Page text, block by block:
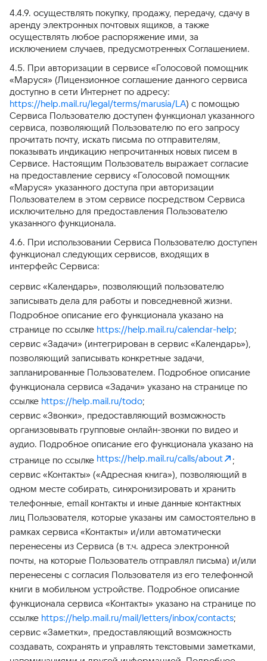
4.4.9. осуществлять покупку, продажу, передачу, сдачу в
аренду электронных почтовых ящиков, а также
осуществлять любое распоряжение ими, за
исключением случаев, предусмотренных Соглашением.
4.5. При авторизации в сервисе «Голосовой помощник
«Маруся» (Лицензионное соглашение данного сервиса
доступно в сети Интернет по адресу:
https://help.mail.ru/legal/terms/marusia/LA) с помощью
Сервиса Пользователю доступен функционал указанного
сервиса, позволяющий Пользователю по его запросу
прочитать почту, искать письма по отправителям,
показывать индикацию непрочитанных новых писем в
Сервисе. Настоящим Пользователь выражает согласие
на предоставление сервису «Голосовой помощник
«Маруся» указанного доступа при авторизации
Пользователем в этом сервисе посредством Сервиса
исключительно для предоставления Пользователю
указанного функционала.
4.6. При использовании Сервиса Пользователю доступен
функционал следующих сервисов, входящих в
интерфейс Сервиса:
сервис «Календарь», позволяющий пользователю
записывать дела для работы и повседневной жизни.
Подробное описание его функционала указано на
странице по ссылке https://help.mail.ru/calendar-help;
сервис «Задачи» (интегрирован в сервис «Календарь»),
позволяющий записывать конкретные задачи,
запланированные Пользователем. Подробное описание
функционала сервиса «Задачи» указано на странице по
ссылке https://help.mail.ru/todo;
сервис «Звонки», предоставляющий возможность
организовывать групповые онлайн-звонки по видео и
аудио. Подробное описание его функционала указано на
странице по ссылке https://help.mail.ru/calls/about
;
сервис «Контакты» («Адресная книга»), позволяющий в
одном месте собирать, синхронизировать и хранить
телефонные, email контакты и иные данные контактных
лиц Пользователя, которые указаны им самостоятельно в
рамках сервиса «Контакты» и/или автоматически
перенесены из Сервиса (в т.ч. адреса электронной
почты, на которые Пользователь отправлял письма) и/или
перенесены с согласия Пользователя из его телефонной
книги в мобильном устройстве. Подробное описание
функционала сервиса «Контакты» указано на странице по
ссылке https://help.mail.ru/mail/letters/inbox/contacts;
сервис «Заметки», предоставляющий возможность
создавать, сохранять и управлять текстовыми заметками,